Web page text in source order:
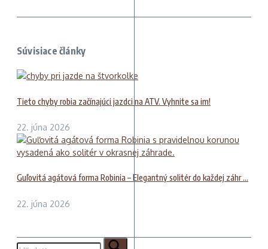
Súvisiace články
Tieto chyby robia začínajúci jazdci na ATV. Vyhnite sa im!
22. júna 2026
Guľovitá agátová forma Robinia – Elegantný solitér do každej záhr ...
22. júna 2026
Hľadať: